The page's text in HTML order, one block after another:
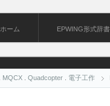
ホーム EPWING形式辞書
MQCX Quadcopter 電子工作